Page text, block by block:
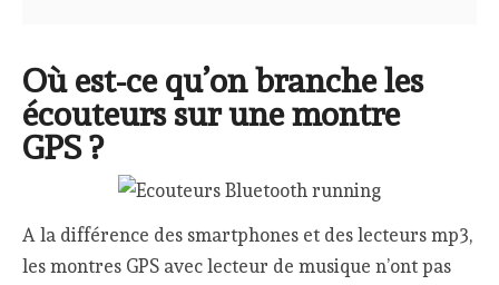
Où est-ce qu’on branche les
écouteurs sur une montre
GPS ?
A la différence des smartphones et des lecteurs mp3,
les montres GPS avec lecteur de musique n’ont pas